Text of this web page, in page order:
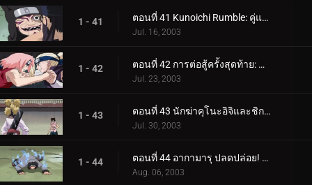
1 - 41 ตอนที่ 41 Kunoichi Rumble: คู่แข่งเริ่มจริงจัง!
Jul. 16, 2003
1 - 42 ตอนที่ 42 การต่อสู้ครั้งสุดท้าย: ชะอำ!
Jul. 23, 2003
1 - 43 ตอนที่ 43 นักฆ่าคุโนะอิจิและชิกามารุตัวสั่น
Jul. 30, 2003
1 - 44 ตอนที่ 44 อากามารุ ปลดปล่อย! ใครคือสุนัขตัวท็อปตอนนี้?
Aug. 06, 2003